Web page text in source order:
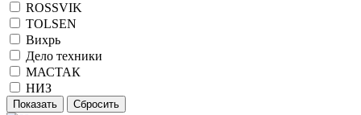
ROSSVIK
TOLSEN
Вихрь
Дело техники
МАСТАК
НИЗ